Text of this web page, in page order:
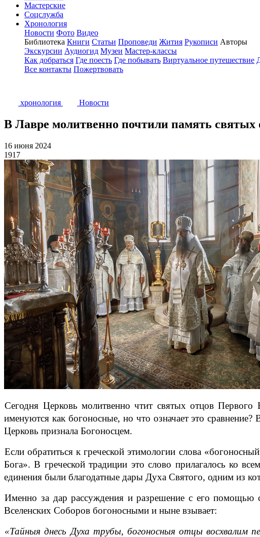
Мастерские
Соцслужба
Хронология
Новости Фото Видео
Библиотека Книги Статьи Проповеди Жития Рукописи Авторы
Экскурсии Аудиогид Музеи Мастер-классы
Как добраться Где поесть Где побывать Виртуальное путешествие
Все контакты Пожертвовать
хронология Новости
В Лавре молитвенно почтили память святых
16 июня 2024
1917
Сегодня Церковь молитвенно чтит святых отцов Первого
именуются как богоносные, но что означает это
Церковь признала Богоносцем.
Если обратиться к греческой этимологии слова
Бога». В греческой традиции это слово прилагалось ко
единения были благодатные дары Духа Святого, одним из
Именно за дар рассуждения и разрешение с его помощью
Вселенских Соборов богоносными и ныне взывает:
«Тайныя днесь Духа трубы, богоносныя отцы восхвалим